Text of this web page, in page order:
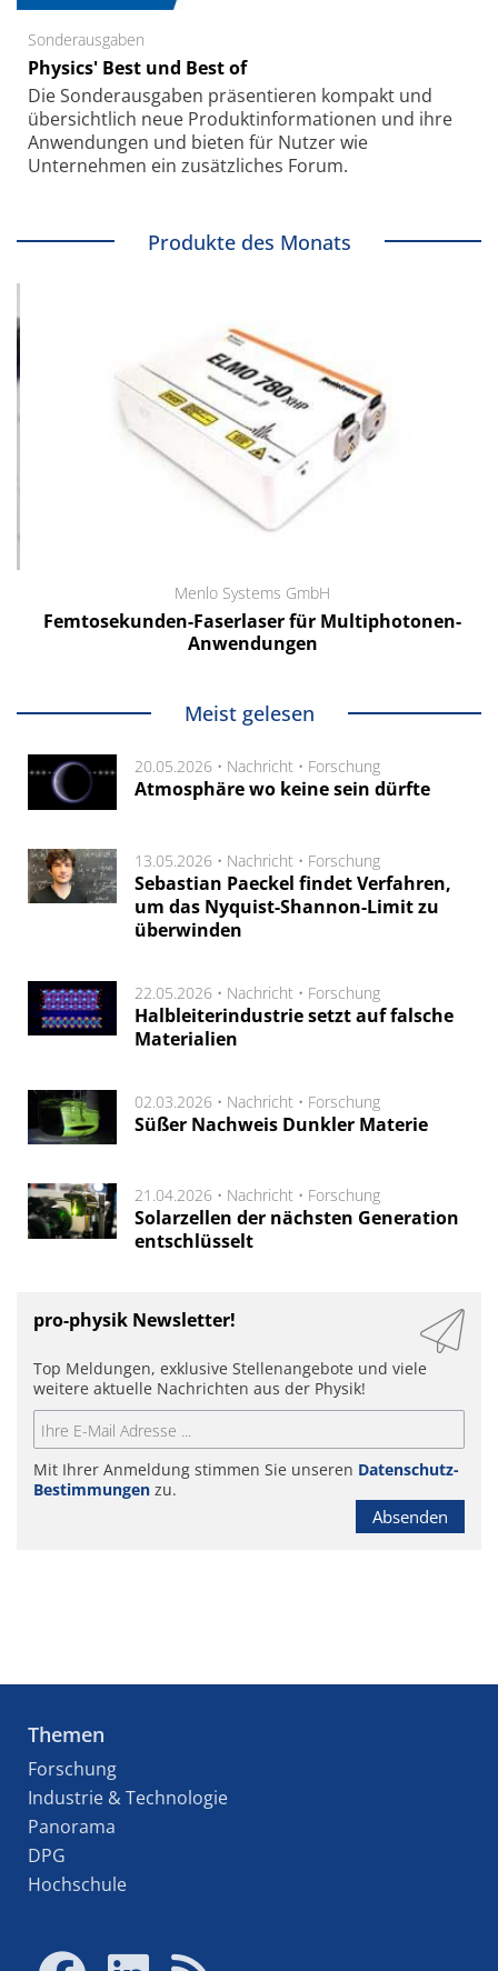
Sonderausgaben
Physics' Best und Best of
Die Sonder­ausgaben präsentieren kompakt und
übersichtlich neue Produkt­informationen und ihre
Anwendungen und bieten für Nutzer wie
Unternehmen ein zusätzliches Forum.
Produkte des Monats
Menlo Systems GmbH
Femtosekunden-Faserlaser für Multiphotonen-
Anwendungen
Meist gelesen
20.05.2026 • Nachricht • Forschung
Atmosphäre wo keine sein dürfte
13.05.2026 • Nachricht • Forschung
Sebastian Paeckel findet Verfahren,
um das Nyquist-Shannon-Limit zu
überwinden
22.05.2026 • Nachricht • Forschung
Halbleiterindustrie setzt auf falsche
Materialien
02.03.2026 • Nachricht • Forschung
Süßer Nachweis Dunkler Materie
21.04.2026 • Nachricht • Forschung
Solarzellen der nächsten Generation
entschlüsselt
pro-physik Newsletter!
Top Meldungen, exklusive Stellenangebote und viele
weitere aktuelle Nachrichten aus der Physik!
Mit Ihrer Anmeldung stimmen Sie unseren Datenschutz-
Bestimmungen zu.
Absenden
Themen
Forschung
Industrie & Technologie
Panorama
DPG
Hochschule